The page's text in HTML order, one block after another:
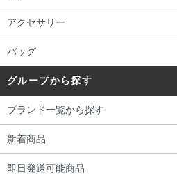
アクセサリー
バッグ
グループから探す
ブランド一覧から探す
新着商品
即日発送可能商品